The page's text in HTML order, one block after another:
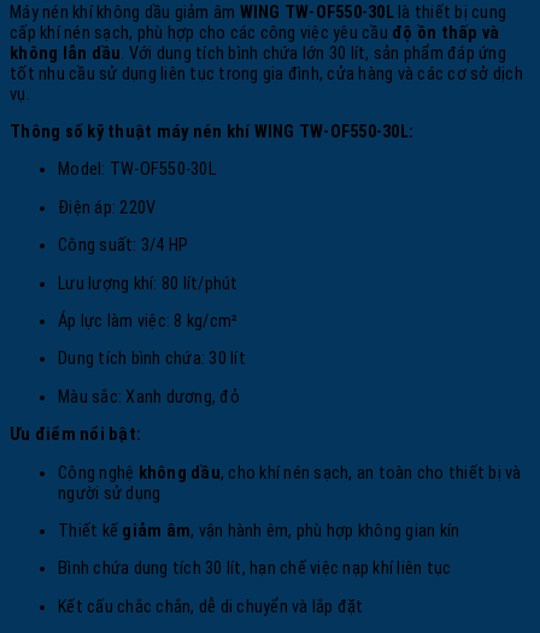
Máy nén khí không dầu giảm âm WING TW-OF550-30Llà thiết bị cung
cấp khí nén sạch, phù hợp cho các công việc yêu cầu độ ồn thấp và
không lẫn dầu. Với dung tích bình chứa lớn 30 lít, sản phẩm đáp ứng
tốt nhu cầu sử dụng liên tục trong gia đình, cửa hàng và các cơ sở dịch
vụ.
Thông số kỹ thuật máy nén khí WING TW-OF550-30L:
Model: TW-OF550-30L
Điện áp: 220V
Công suất: 3/4 HP
Lưu lượng khí: 80 lít/phút
Áp lực làm việc: 8 kg/cm²
Dung tích bình chứa: 30 lít
Màu sắc: Xanh dương, đỏ
Ưu điểm nổi bật:
Công nghệ không dầu, cho khí nén sạch, an toàn cho thiết bị và
người sử dụng
Thiết kế giảm âm, vận hành êm, phù hợp không gian kín
Bình chứa dung tích 30 lít, hạn chế việc nạp khí liên tục
Kết cấu chắc chắn, dễ di chuyển và lắp đặt